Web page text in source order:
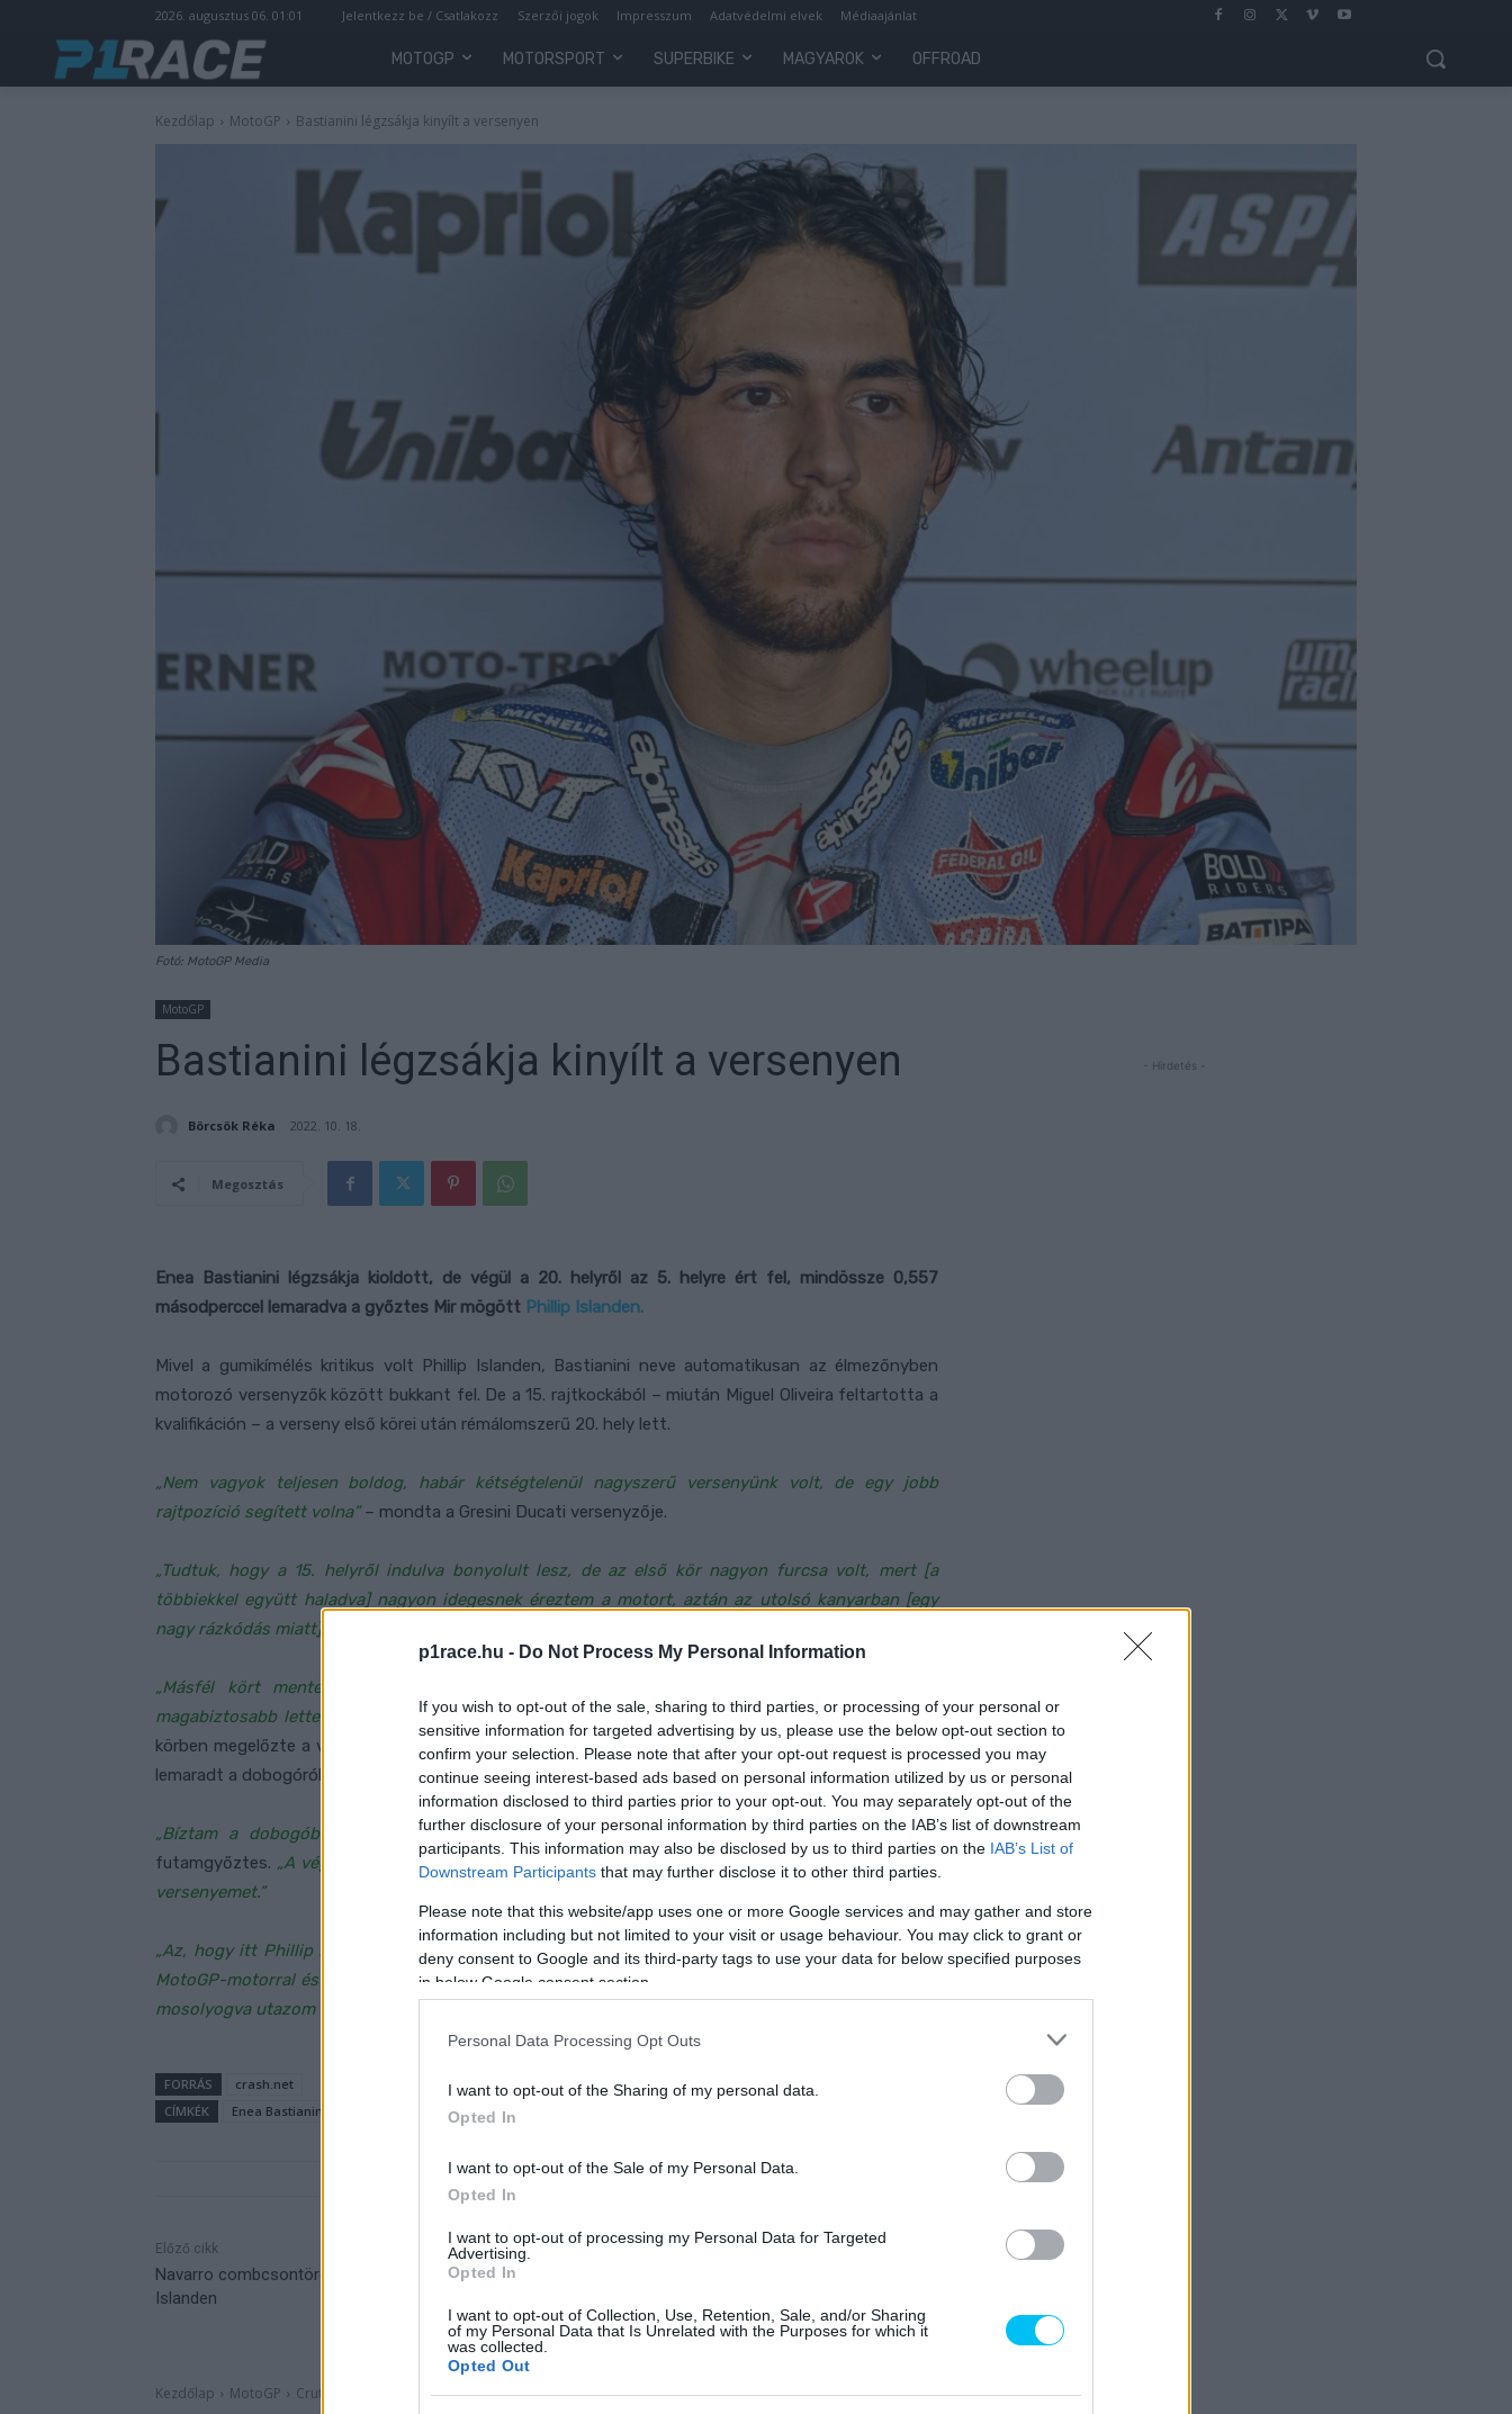
p1race.hu - Do Not Process My Personal Information
If you wish to opt-out of the sale, sharing to third parties, or processing of your personal or
sensitive information for targeted advertising by us, please use the below opt-out section to
confirm your selection. Please note that after your opt-out request is processed you may
continue seeing interest-based ads based on personal information utilized by us or personal
information disclosed to third parties prior to your opt-out. You may separately opt-out of the
further disclosure of your personal information by third parties on the IAB’s list of downstream
participants. This information may also be disclosed by us to third parties on the IAB’s List of
Downstream Participants that may further disclose it to other third parties.
Please note that this website/app uses one or more Google services and may gather and store
information including but not limited to your visit or usage behaviour. You may click to grant or
deny consent to Google and its third-party tags to use your data for below specified purposes
in below Google consent section.
Personal Data Processing Opt Outs
I want to opt-out of the Sharing of my personal data.
Opted In
I want to opt-out of the Sale of my Personal Data.
Opted In
I want to opt-out of processing my Personal Data for Targeted
Advertising.
Opted In
I want to opt-out of Collection, Use, Retention, Sale, and/or Sharing
of my Personal Data that Is Unrelated with the Purposes for which it
was collected.
Opted Out
2026. augusztus 06. 01:01 Jelentkezz be / Csatlakozz Szerzői jogok Impresszum Adatvédelmi elvek Médiaajánlat
MOTOGP MOTORSPORT SUPERBIKE MAGYAROK OFFROAD
Kezdőlap MotoGP Bastianini légzsákja kinyílt a versenyen
Fotó: MotoGP Media
MotoGP
Bastianini légzsákja kinyílt a versenyen
Börcsök Réka 2022. 10. 18.
Megosztás
Enea Bastianini légzsákja kioldott, de végül a 20. helyről az 5. helyre ért fel, mindössze 0,557
másodperccel lemaradva a győztes Mir mögött Phillip Islanden.
Mivel a gumikímélés kritikus volt Phillip Islanden, Bastianini neve automatikusan az élmezőnyben
motorozó versenyzők között bukkant fel. De a 15. rajtkockából – miután Miguel Oliveira feltartotta a
kvalifikáción – a verseny első körei után rémálomszerű 20. hely lett.
„Nem vagyok teljesen boldog, habár kétségtelenül nagyszerű versenyünk volt, de egy jobb
rajtpozíció segített volna” – mondta a Gresini Ducati versenyzője.
„Tudtuk, hogy a 15. helyről indulva bonyolult lesz, de az első kör nagyon furcsa volt, mert [a
többiekkel együtt haladva] nagyon idegesnek éreztem a motort, aztán az utolsó kanyarban [egy
nagy rázkódás miatt] kinyílt a légzsákom.
„Másfél kört mentem felfújódott légzsákkal és sok pozíciót veszítettem, de körről körre
magabiztosabb lettem és végül nagyon közel végeztem az első csoporthoz.”Bastianini az utolsó
körben megelőzte a verseny első felében vezető Jorge Martínt és Luca Marinit, de néhány tizeddel
lemaradt a dobogóról.
„Bíztam a dobogóban, mert nagyon közel voltam hozzá”–mondtaa négyszeres 2022-es
futamgyőztes. „A végén megelőztem Martínt, Marinit és Aleixet, de a hátulról indulás eldöntötte a
versenyemet.”
„Az, hogy itt Phillip Islanden erős voltam, nagyszerű eredmény. Mivel a pálya új volt számomra a
MotoGP-motorral és a többi osztályban sosem értem el itt igazán jó eredményeket. Ezért biztosan
mosolyogva utazom tovább.”
FORRÁS
crash.net
CÍMKÉK
Enea Bastianini
Előző cikk
Navarro combcsontörést szenvedett Phillip
Islanden
Következő cikk
- Hirdetés -